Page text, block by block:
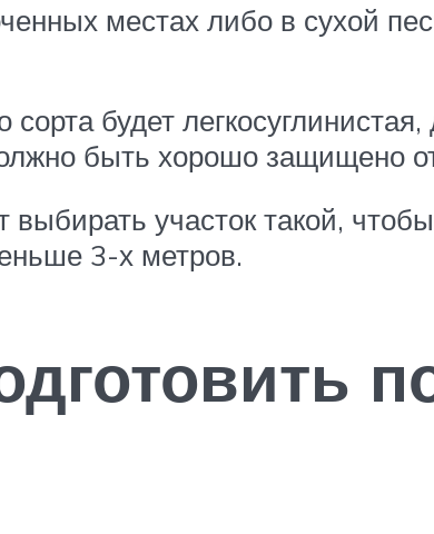
местах либо в сухой
будет
быть хорошо защищено
выбирать участок такой,
3-х метров.